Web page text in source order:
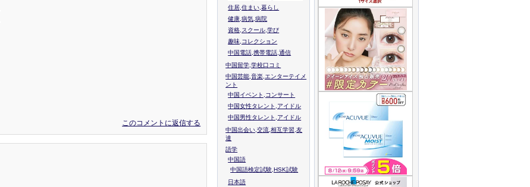
このコメントに返信する
住居,住まい,暮らし
健康,病気,病院
資格,スクール,学び
趣味,コレクション
中国電話,携帯電話,通信
中国留学,学校口コミ
中国芸能,音楽,エンターテイメ
ント
中国イベント,コンサート
中国女性タレント,アイドル
中国男性タレント,アイドル
中国出会い,交流,相互学習,友
達
語学
中国語
中国語検定試験,HSK試験
日本語